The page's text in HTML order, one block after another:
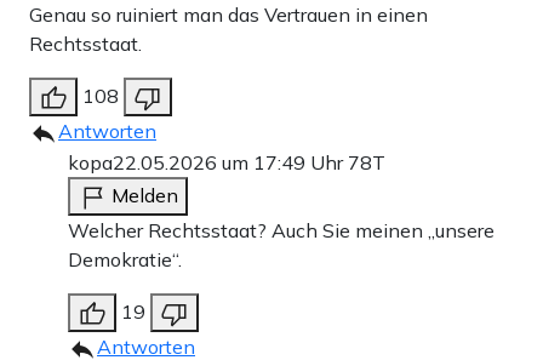
Genau so ruiniert man das Vertrauen in einen
Rechtsstaat.
108
Antworten
kopa22.05.2026 um 17:49 Uhr 78T
Melden
Welcher Rechtsstaat? Auch Sie meinen „unsere
Demokratie“.
19
Antworten